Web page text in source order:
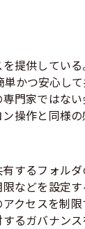
提供している
かつ安心し
門家ではな
操作と同様
するフォルダ
などを設定
クセスを制限
るガバナン